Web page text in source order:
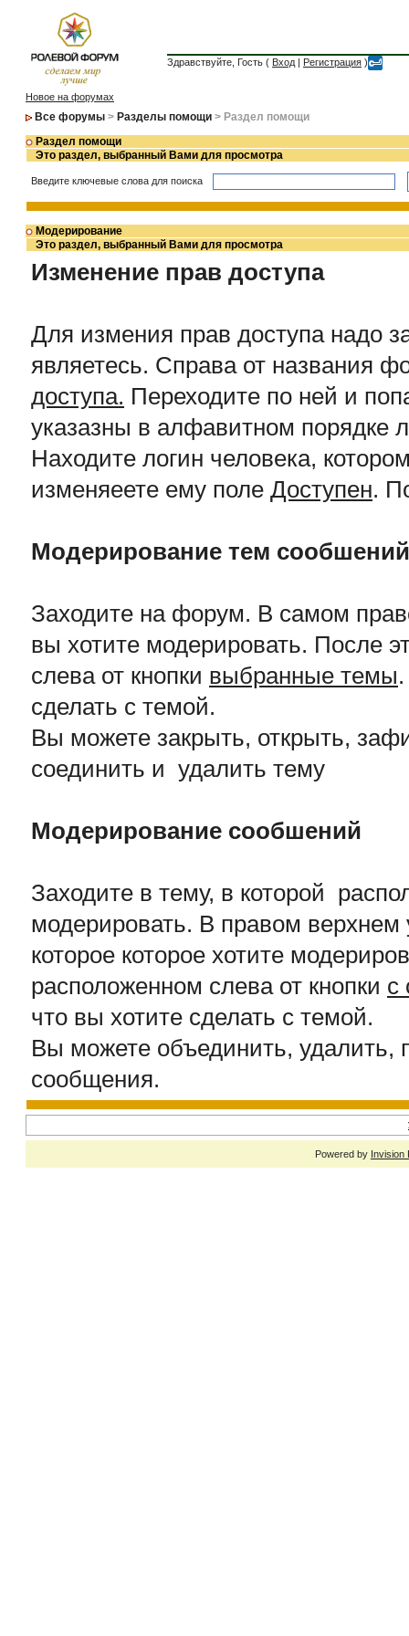
Здравствуйте, Гость ( Вход | Регистрация )
Новое на форумах
Все форумы > Разделы помощи > Раздел помощи
Раздел помощи
Это раздел, выбранный Вами для просмотра
Введите ключевые слова для поиска
Модерирование
Это раздел, выбранный Вами для просмотра
Изменение прав доступа
Для измения прав доступа надо
являетесь. Справа от названия
доступа. Переходите по ней и
указазны в алфавитном порядке
Находите логин человека,
изменяеете ему поле Доступен.
Модерирование тем сообшений
Заходите на форум. В самом
вы хотите модерировать. После
слева от кнопки выбранные темы
сделать с темой.
Вы можете закрыть, открыть,
соединить и удалить тему
Модерирование сообшений
Заходите в тему, в которой
модерировать. В правом
которое которое хотите
расположенном слева от кнопки c
что вы хотите сделать с темой.
Вы можете объединить, удалить,
сообщения.
Powered by Invision